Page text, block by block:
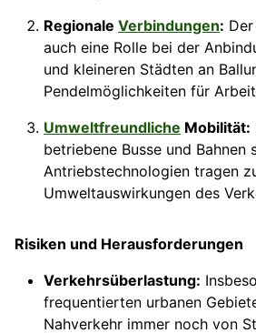
Regionale Verbindungen:
auch eine Rolle bei der
und kleineren Städten an
Pendelmöglichkeiten für
Umweltfreundliche Mobilität:
betriebene Busse und Bahnen
Antriebstechnologien tragen
Umweltauswirkungen des
Risiken und Herausforderungen
Verkehrsüberlastung:
frequentierten urbanen
Nahverkehr immer noch von